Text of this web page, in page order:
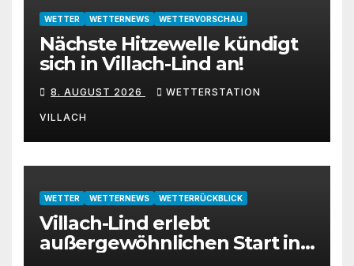
WETTER WETTERNEWS WETTERVORSCHAU
Nächste Hitzewelle kündigt
sich in Villach-Lind an!
8. AUGUST 2026 WETTERSTATION
VILLACH
WETTER WETTERNEWS WETTERRÜCKBLICK
Villach-Lind erlebt
außergewöhnlichen Start in